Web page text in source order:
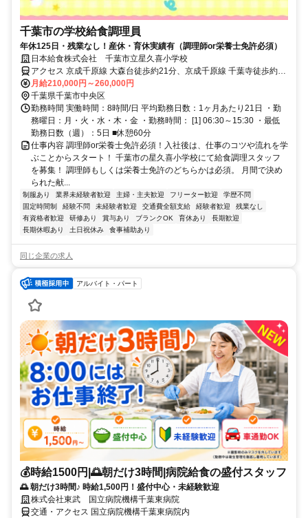
千葉市の学校給食調理員
年休125日・残業なし！産休・育休実績有（調理師or栄養士免許必須）
日本給食株式会社 千葉市立星久喜小学校
アクセス 京成千原線 大森台徒歩約21分、京成千原線 千葉寺徒歩約27
分、連絡バス 蘇我徒歩約35分
月給210,000円～260,000円
千葉県千葉市中央区
勤務時間 実働時間：8時間/日 平均勤務日数：1ヶ月あたり21日 ・勤
務曜日：月・火・水・木・金 ・勤務時間： [1] 06:30～15:30 ・最低
勤務日数（週）：5日 ■休憩60分
仕事内容 調理師or栄養士免許必須！入社後は、仕事のコツや流れを学
ぶことからスタート！ 千葉市の星久喜小学校にて給食調理スタッフ
を募集！ 調理師もしくは栄養士免許のどちらかは必須。 月間で決め
られた献...
制服あり 業界未経験者歓迎 主婦・主夫歓迎 フリーター歓迎
学歴不問
固定時間制
経験不問 未経験者歓迎 交通費全額支給 経験者歓迎
残業なし
有資格者歓迎
研修あり 賞与あり ブランクOK 育休あり
長期歓迎
長期休暇あり
土日祝休み 食事補助あり
同じ企業の求人
アルバイト・パート
💰時給1500円|🌅朝だけ3時間|病院給食の盛付スタッフ
🌅 朝だけ3時間♪ 時給1,500円！盛付中心・未経験歓迎
株式会社東武 国立病院機構千葉東病院
交通・アクセス 国立病院機構千葉東病院内